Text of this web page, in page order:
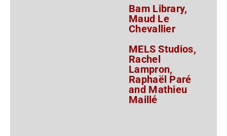
Bam Library,
Maud Le
Chevallier
MELS Studios,
Rachel
Lampron,
Raphaël Paré
and Mathieu
Maillé